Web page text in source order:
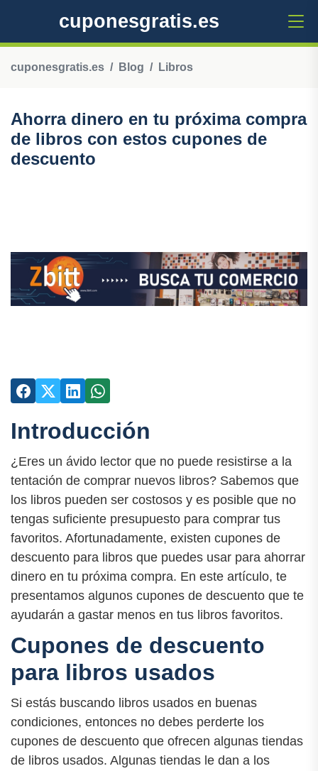
cuponesgratis.es
cuponesgratis.es Blog Libros
Ahorra dinero en tu próxima compra
de libros con estos cupones de
descuento
Introducción
¿Eres un ávido lector que no puede resistirse a la
tentación de comprar nuevos libros? Sabemos que
los libros pueden ser costosos y es posible que no
tengas suficiente presupuesto para comprar tus
favoritos. Afortunadamente, existen cupones de
descuento para libros que puedes usar para ahorrar
dinero en tu próxima compra. En este artículo, te
presentamos algunos cupones de descuento que te
ayudarán a gastar menos en tus libros favoritos.
Cupones de descuento
para libros usados
Si estás buscando libros usados en buenas
condiciones, entonces no debes perderte los
cupones de descuento que ofrecen algunas tiendas
de libros usados. Algunas tiendas le dan a los